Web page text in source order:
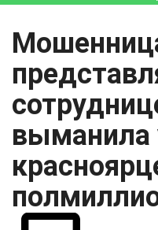
выманила